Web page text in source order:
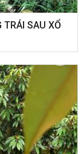
TRÁI SAU XỔ